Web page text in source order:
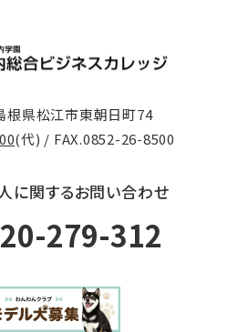
根県松江市東朝日町74
(代) / FAX.0852-26-8500
に関するお問い合わせ
279-312